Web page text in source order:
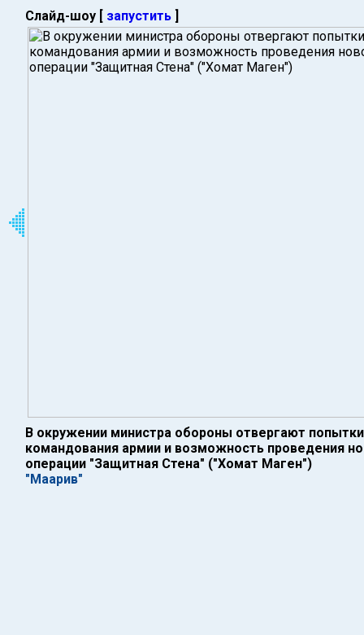
Слайд-шоу [ запустить ]
В окружении министра обороны отвергают
командования армии и возможность проведения
операции "Защитная Стена" ("Хомат Маген")
"Маарив"